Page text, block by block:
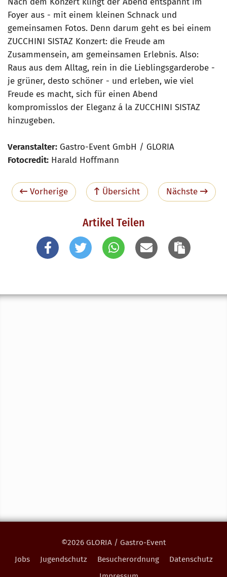
Foyer aus - mit einem kleinen Schnack und
gemeinsamen Fotos. Denn darum geht es bei einem
ZUCCHINI SISTAZ Konzert: die Freude am
Zusammensein, am gemeinsamen Erlebnis. Also:
Raus aus dem Alltag, rein in die Lieblingsgarderobe -
je grüner, desto schöner - und erleben, wie viel
Freude es macht, sich für einen Abend
kompromisslos der Eleganz á la ZUCCHINI SISTAZ
hinzugeben.
Veranstalter: Gastro-Event GmbH / GLORIA
Fotocredit: Harald Hoffmann
Vorherige Übersicht Nächste
Artikel Teilen
©2026 GLORIA / Gastro-Event
Jobs
Jugendschutz Besucherordnung
Datenschutz